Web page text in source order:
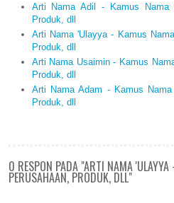
Arti Nama Adil - Kamus Nama
Produk, dll
Arti Nama 'Ulayya - Kamus
Produk, dll
Arti Nama Usaimin - Kamus
Produk, dll
Arti Nama Adam - Kamus
Produk, dll
0 RESPON PADA "ARTI NAMA
PERUSAHAAN, PRODUK, DLL"